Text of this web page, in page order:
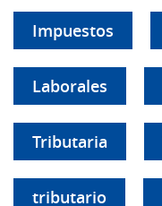
Impuestos
Laborales
Tributaria
tributario